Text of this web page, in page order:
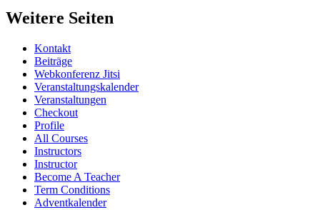
Weitere Seiten
Kontakt
Beiträge
Webkonferenz Jitsi
Veranstaltungskalender
Veranstaltungen
Checkout
Profile
All Courses
Instructors
Instructor
Become A Teacher
Term Conditions
Adventkalender